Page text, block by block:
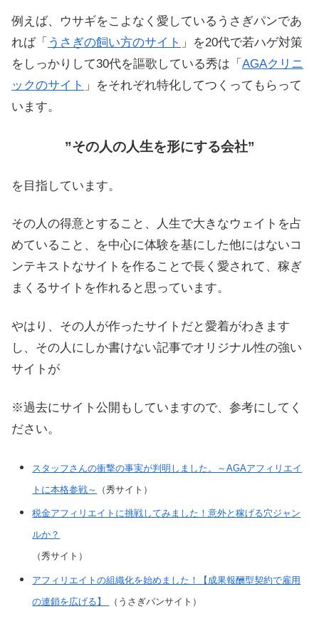
例えば、ウサギをこよなく愛しているうさぎパンであ
れば「 うさぎの飼い方のサイト 」を20代で若ハゲ対策
をしっかりして30代を謳歌している秀は「 AGAクリニ
ックのサイト 」をそれぞれ特化してつくってもらって
います。
”その人の人生を形にする会社”
を目指しています。
その人の得意とすること、人生で大きなウェイトを占
めていること、を中心に体験を基にした他にはないコ
ンテキストなサイトを作ることで長く愛されて、稼ぎ
まくるサイトを作れると思っています。
やはり、その人が作ったサイトだと愛着がわきます
し、その人にしか書けない記事でオリジナル性の強い
サイトが
※過去にサイト公開もしていますので、参考にしてく
ださい。
スタッフさんの衝撃の事実が判明しました。～AGAアフィリエイ
トに本格参戦～
（秀サイト）
税金アフィリエイトに挑戦してみました！意外と稼げる穴ジャン
ルか？
（秀サイト）
アフィリエイトの組織化を始めました！【成果報酬型契約で雇用
の連鎖を広げる】
（うさぎパンサイト）